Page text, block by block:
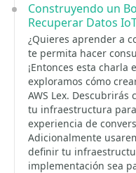
Construyendo un
Recuperar Datos
¿Quieres aprender a
te permita hacer
¡Entonces esta charla
exploramos cómo
AWS Lex.
tu infraestructura
experiencia de
Adicionalmente
definir tu
implementación sea